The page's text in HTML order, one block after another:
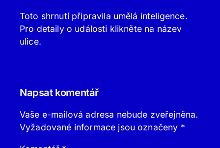
Toto shrnutí připravila umělá inteligence.
Pro detaily o události klikněte na název
ulice.
Napsat komentář
Vaše e-mailová adresa nebude zveřejněna.
Vyžadované informace jsou označeny *